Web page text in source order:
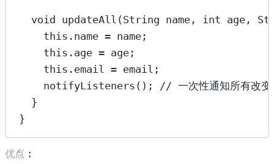
void updateAll (String name, int age,
this .name = name;
this .age = age;
this .email = email;
notifyListeners (); // 一次性通知所有改变
}
}
优点：